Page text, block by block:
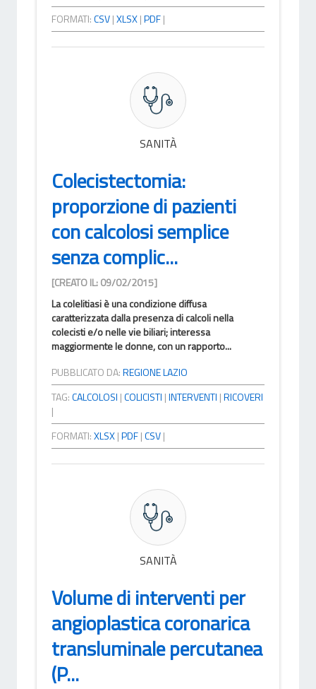
FORMATI:CSV|XLSX|PDF|
SANITÀ
Colecistectomia:
proporzione di pazienti
con calcolosi semplice
senza complic...
[CREATO IL: 09/02/2015]
La colelitiasi è una condizione diffusa
caratterizzata dalla presenza di calcoli nella
colecisti e/o nelle vie biliari; interessa
maggiormente le donne, con un rapporto...
PUBBLICATO DA:REGIONE LAZIO
TAG:CALCOLOSI |COLICISTI |INTERVENTI |RICOVERI
|
FORMATI:XLSX|PDF|CSV|
SANITÀ
Volume di interventi per
angioplastica coronarica
transluminale percutanea
(P...